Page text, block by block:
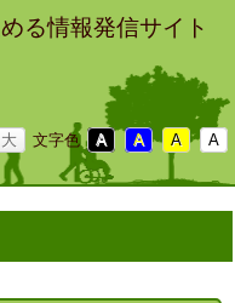
る情報発信サイト
大 文字色 A A A A